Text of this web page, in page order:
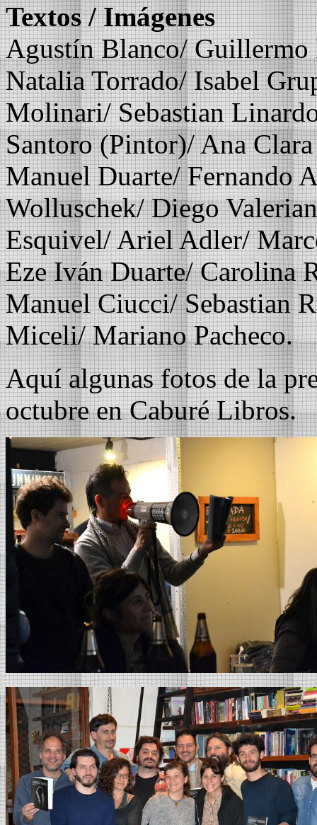
Textos / Imágenes
Agustín Blanco/ Guillermo
Natalia Torrado/ Isabel
Molinari/ Sebastian
Santoro (Pintor)/ Ana
Manuel Duarte/ Fernando
Wolluschek/ Diego
Esquivel/ Ariel Adler/
Eze Iván Duarte/ Carolina
Manuel Ciucci/ Sebastian
Miceli/ Mariano Pacheco.
Aquí algunas fotos de la
octubre en Caburé Libros.